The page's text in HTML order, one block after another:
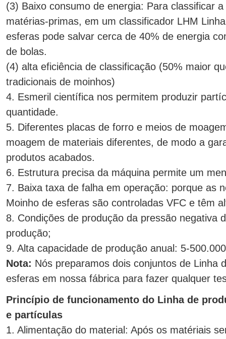
(3) Baixo consumo de energia: Para classificar
matérias-primas, em um classificador LHM
esferas pode salvar cerca de 40% de energia
de bolas.
(4) alta eficiência de classificação (50% maior
tradicionais de moinhos)
4. Esmeril científica nos permitem produzir
quantidade.
5. Diferentes placas de forro e meios de
moagem de materiais diferentes, de modo a
produtos acabados.
6. Estrutura precisa da máquina permite um
7. Baixa taxa de falha em operação: porque as
Moinho de esferas são controladas VFC e têm
8. Condições de produção da pressão negativa
produção;
9. Alta capacidade de produção anual: 5-
Nota: Nós preparamos dois conjuntos de Linha
esferas em nossa fábrica para fazer qualquer
Princípio de funcionamento do Linha de
e partículas
1. Alimentação do material: Após os matériais